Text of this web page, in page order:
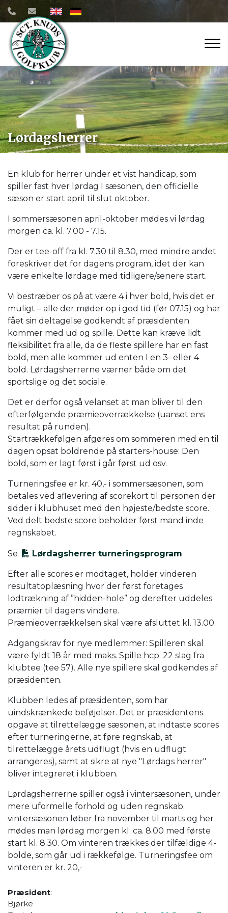
Gå
hovedindhold
Lørdagsherrer
En klub for herrer under et vist handicap, som
spiller fast hver lørdag I sæsonen, den officielle
sæson er start april til slut oktober.
I sommersæsonen april-oktober mødes vi lørdag
morgen ca. kl. 7.00 - 7.15.
Der er tee-off fra kl. 7.30 til 8.30, med mindre andet
foreskriver det for dagens program, idet der kan
være enkelte lørdage med tidligere/senere start.
Vi bestræber os på at være 4 i hver bold, hvis det er
muligt – alle der møder op i god tid (før 07.15) og har
fået sin deltagelse godkendt af præsidenten
kommer med ud og spille. Dette kan kræve lidt
fleksibilitet fra alle, da de fleste spillere har en fast
bold, men alle kommer ud enten I en 3- eller 4
bold. Lørdagsherrerne værner både om det
sportslige og det sociale.
Det er derfor også velanset at man bliver til den
efterfølgende præmieoverrækkelse (uanset ens
resultat på runden).
Startrækkefølgen afgøres om sommeren med en til
dagen opsat boldrende på starters-house: Den
bold, som er lagt først i går først ud osv.
Turneringsfee er kr. 40,- i sommersæsonen, som
betales ved aflevering af scorekort til personen der
sidder i klubhuset med den højeste/bedste score.
Ved delt bedste score beholder først mand inde
regnskabet.
Se Lørdagsherrer turneringsprogram
Efter alle scores er modtaget, holder vinderen
resultatoplæsning hvor der først foretages
lodtrækning af ”hidden-hole” og derefter uddeles
præmier til dagens vindere.
Præmieoverrækkelsen skal være afsluttet kl. 13.00.
Adgangskrav for nye medlemmer: Spilleren skal
være fyldt 18 år med maks. Spille hcp. 22 slag fra
klubtee (tee 57). Alle nye spillere skal godkendes af
præsidenten.
Klubben ledes af præsidenten, som har
uindskrænkede beføjelser. Det er præsidentens
opgave at tilrettelægge sæsonen, at indtaste scores
efter turneringerne, at føre regnskab, at
tilrettelægge årets udflugt (hvis en udflugt
arrangeres), samt at sikre at nye "Lørdags herrer"
bliver integreret i klubben.
Lørdagsherrerne spiller også i vintersæsonen, under
mere uformelle forhold og uden regnskab.
vintersæsonen løber fra november til marts og her
mødes man lørdag morgen kl. ca. 8.00 med første
start kl. 8.30. Om vinteren trækkes der tilfældige 4-
bolde, som går ud i rækkefølge. Turneringsfee om
vinteren er kr. 20,-
Præsident:
Bjørke